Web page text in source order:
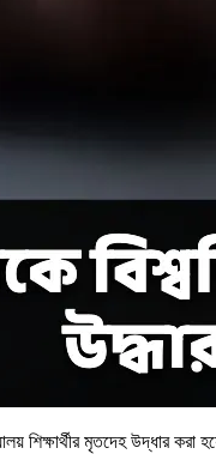
মৃতদেহ উদ্ধার